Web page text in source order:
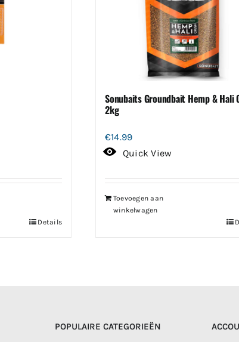
Details
Sonubaits Groundbait Hemp & Hali
2kg
€14.99
Quick View
Toevoegen aan
winkelwagen
POPULAIRE CATEGORIEËN